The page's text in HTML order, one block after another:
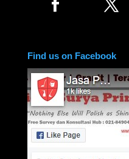
Find us on Facebook